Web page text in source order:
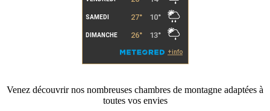
Venez découvrir nos nombreuses chambres de montagne adaptées à
toutes vos envies